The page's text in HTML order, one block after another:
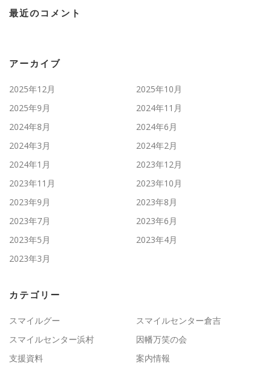
最近のコメント
アーカイブ
2025年12月
2025年10月
2025年9月
2024年11月
2024年8月
2024年6月
2024年3月
2024年2月
2024年1月
2023年12月
2023年11月
2023年10月
2023年9月
2023年8月
2023年7月
2023年6月
2023年5月
2023年4月
2023年3月
カテゴリー
スマイルグー
スマイルセンター倉吉
スマイルセンター浜村
因幡万笑の会
支援資料
案内情報